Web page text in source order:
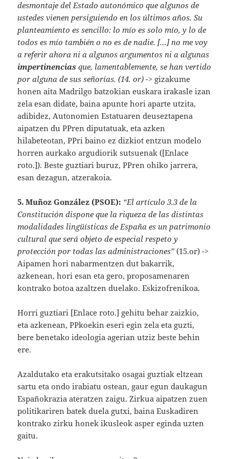
desmontaje del Estado autonómico que algunos de
ustedes vienen persiguiendo en los últimos años. Su
planteamiento es sencillo: lo mío es solo mío, y lo de
todos es mío también o no es de nadie. […] no me voy
a referir ahora ni a algunos argumentos ni a algunas
impertinencias que, lamentablemente, se han vertido
por alguna de sus señorías. (14. or)-> gizakume
honen aita Madrilgo batzokian euskara irakasle izan
zela esan didate, baina apunte hori aparte utzita,
adibidez, Autonomien Estatuaren deuseztapena
aipatzen du PPren diputatuak, eta azken
hilabeteotan, PPri baino ez dizkiot entzun modelo
horren aurkako argudiorik sutsuenak ([Enlace
roto.]). Beste guztiari buruz, PPren ohiko jarrera,
esan dezagun, atzerakoia.
5. Muñoz González (PSOE): “El artículo 3.3 de la
Constitución dispone que la riqueza de las distintas
modalidades lingüísticas de España es un patrimonio
cultural que será objeto de especial respeto y
protección por todas las administraciones”(15.or) ->
Aipamen hori nabarmentzen dut bakarrik,
azkenean, hori esan eta gero, proposamenaren
kontrako botoa azaltzen duelako. Eskizofrenikoa.
Horri guztiari [Enlace roto.] gehitu behar zaizkio,
eta azkenean, PPkoekin eseri egin zela eta guzti,
bere benetako ideologia agerian utziz beste behin
ere.
Azaldutako eta erakutsitako osagai guztiak eltzean
sartu eta ondo irabiatu ostean, gaur egun daukagun
Españokrazia ateratzen zaigu. Zirkua aipatzen zuen
politikariren batek duela gutxi, baina Euskadiren
kontrako zirku honek ikusleok asper eginda uzten
gaitu.